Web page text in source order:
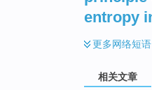
entropy
更多网络短语
相关文章